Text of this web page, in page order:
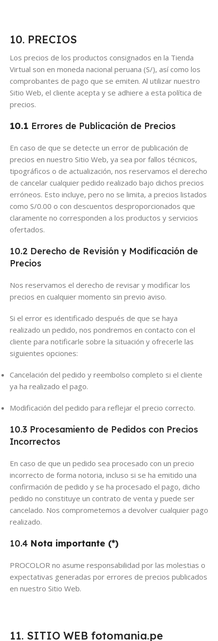
10. PRECIOS
Los precios de los productos consignados en la Tienda
Virtual son en moneda nacional peruana (S/), así como los
comprobantes de pago que se emiten. Al utilizar nuestro
Sitio Web, el cliente acepta y se adhiere a esta política de
precios.
10.1 Errores de Publicación de Precios
En caso de que se detecte un error de publicación de
precios en nuestro Sitio Web, ya sea por fallos técnicos,
tipográficos o de actualización, nos reservamos el derecho
de cancelar cualquier pedido realizado bajo dichos precios
erróneos. Esto incluye, pero no se limita, a precios listados
como S/0.00 o con descuentos desproporcionados que
claramente no corresponden a los productos y servicios
ofertados.
10.2 Derecho de Revisión y Modificación de
Precios
Nos reservamos el derecho de revisar y modificar los
precios en cualquier momento sin previo aviso.
Si el error es identificado después de que se haya
realizado un pedido, nos pondremos en contacto con el
cliente para notificarle sobre la situación y ofrecerle las
siguientes opciones:
Cancelación del pedido y reembolso completo si el cliente
ya ha realizado el pago.
Modificación del pedido para reflejar el precio correcto.
10.3 Procesamiento de Pedidos con Precios
Incorrectos
En caso de que un pedido sea procesado con un precio
incorrecto de forma notoria, incluso si se ha emitido una
confirmación de pedido y se ha procesado el pago, dicho
pedido no constituye un contrato de venta y puede ser
cancelado. Nos comprometemos a devolver cualquier pago
realizado.
10.4 Nota importante (*)
PROCOLOR no asume responsabilidad por las molestias o
expectativas generadas por errores de precios publicados
en nuestro Sitio Web.
11. SITIO WEB fotomania.pe